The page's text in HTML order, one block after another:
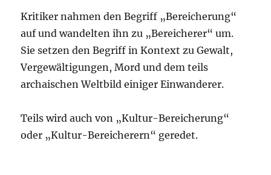
Kritiker nahmen den Begriff „Bereicherung“
auf und wandelten ihn zu „Bereicherer“ um.
Sie setzen den Begriff in Kontext zu Gewalt,
Vergewältigungen, Mord und dem teils
archaischen Weltbild einiger Einwanderer.
Teils wird auch von „Kultur-Bereicherung“
oder „Kultur-Bereicherern“ geredet.